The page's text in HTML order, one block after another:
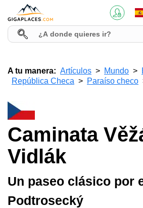
A tu manera: Artículos Mundo
República Checa
Paraíso checo
Caminata
Vidlák
Un paseo clásico por
Podtrosecký